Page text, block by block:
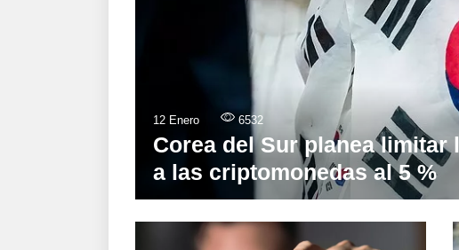
12 Enero 6532
Corea del Sur planea
a las criptomonedas al 5 %